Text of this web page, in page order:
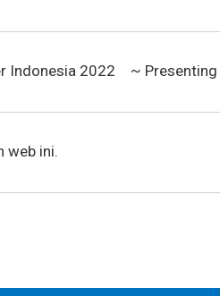
Indonesia 2022 ~ Presenting
web ini.